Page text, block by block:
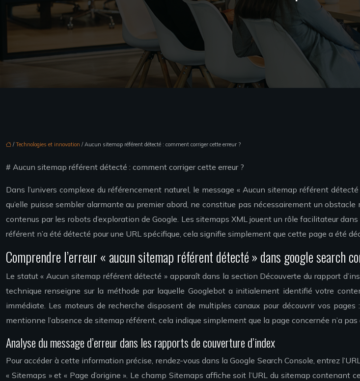
/Technologies et innovation / Aucun sitemap référent détecté : comment corriger cette erreur ?
# Aucun sitemap référent détecté : comment corriger cette erreur ?
Dans l’univers complexe du référencement naturel, le message « Aucun sitemap référent
qu’elle puisse sembler alarmante au premier abord, ne constitue pas nécessairement un
contenus par les robots d’exploration de Google. Les sitemaps XML jouent un rôle facilitateur
référent n’a été détecté pour une URL spécifique, cela signifie simplement que cette page a été
Comprendre l’erreur « aucun sitemap référent détecté » dans google search
Le statut « Aucun sitemap référent détecté » apparaît dans la section Découverte du rapport
technique renseigne sur la méthode par laquelle Googlebot a initialement identifié votre
immédiate. Les moteurs de recherche disposent de multiples canaux pour découvrir vos
mentionne l’absence de sitemap référent, cela indique simplement que la page concernée n’a
Analyse du message d’erreur dans les rapports de couverture d’index
Pour accéder à cette information précise, rendez-vous dans la Google Search Console, entrez
« Sitemaps » et « Page d’origine ». Le champ Sitemaps affiche soit l’URL du sitemap